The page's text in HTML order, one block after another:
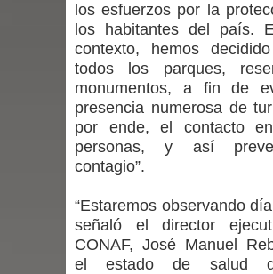
por las culturas japonesa y
Renuncia del seremi Minvu
Maule golpea al Gobierno
denuncias por viviendas
proyecto de interconexión
los esfuerzos por la
los habitantes del país.
contexto, hemos
todos los parques,
monumentos, a fin de
presencia numerosa de
por ende, el contacto
personas, y así
contagio”.
“Estaremos observando
señaló el director
CONAF, José Manuel
el estado de salud